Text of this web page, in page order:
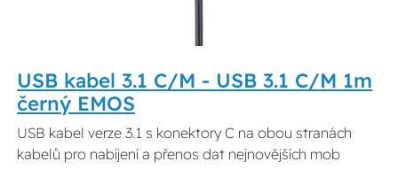
USB kabel 3.1 C/M - USB 3.1 C/M 1m
černý EMOS
USB kabel verze 3.1 s konektory C na obou stranách
kabelů pro nabíjení a přenos dat nejnovějších mob